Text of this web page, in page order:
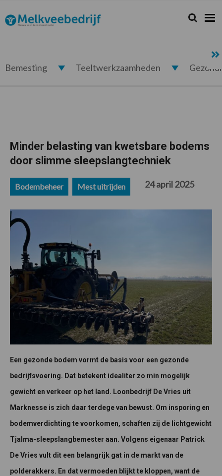
de
hoofdnavigatie
de
hoofd
de
eerste
de
voettekst
Melkveebedrijf.nl Zoeken...
Zoek
Bemesting Teeltwerkzaamheden
Minder belasting van kwetsbare bodems
door slimme sleepslangtechniek
Bodembeheer Mest uitrijden 24 april 2025
Een gezonde bodem vormt de basis voor een gezonde
bedrijfsvoering. Dat betekent idealiter zo min mogelijk
gewicht en verkeer op het land. Loonbedrijf De Vries uit
Marknesse is zich daar terdege van bewust. Om insporing en
bodemverdichting te voorkomen, schaften zij de lichtgewicht
Tjalma-sleepslangbemester aan. Volgens eigenaar Patrick
De Vries vult dit een belangrijk gat in de markt van de
polderakkers. En dat vermoeden blijkt te kloppen, want de